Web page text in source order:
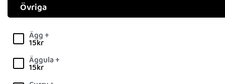
Övriga
Ägg +
15kr
Äggula +
15kr